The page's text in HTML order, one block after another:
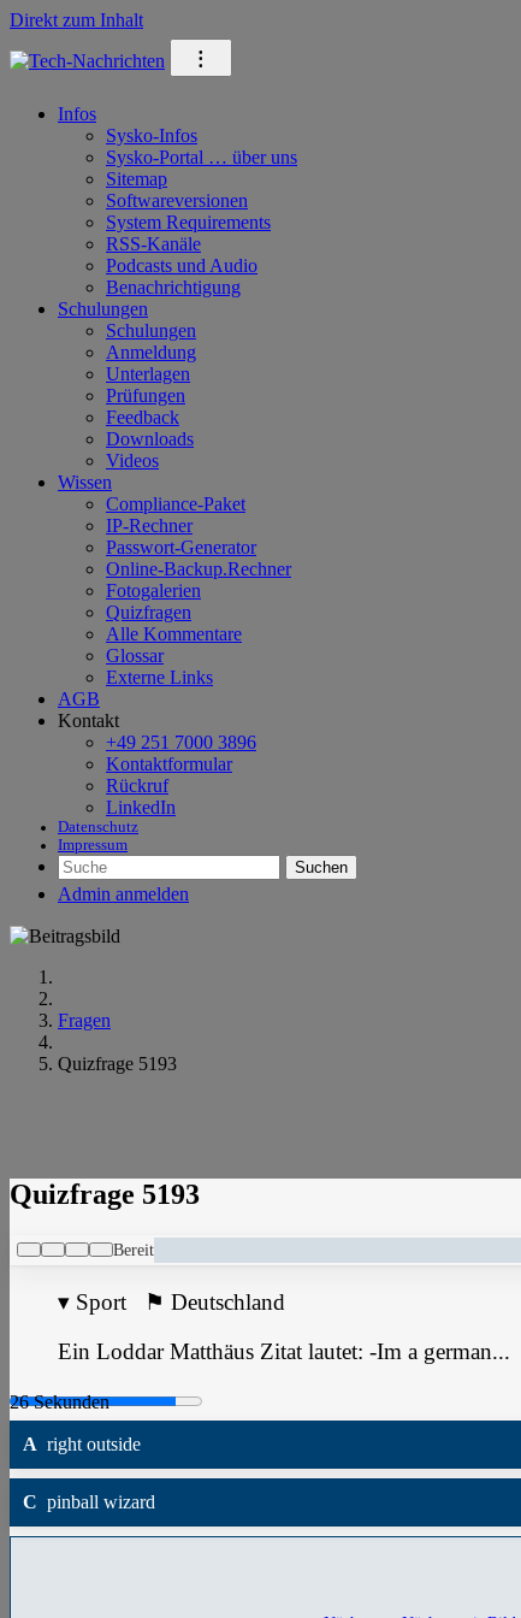
Direkt zum Inhalt
⁝
Infos
Sysko-Infos
Sysko-Portal … über uns
Sitemap
Softwareversionen
System Requirements
RSS-Kanäle
Podcasts und Audio
Benachrichtigung
Schulungen
Schulungen
Anmeldung
Unterlagen
Prüfungen
Feedback
Downloads
Videos
Wissen
Compliance-Paket
IP-Rechner
Passwort-Generator
Online-Backup.Rechner
Fotogalerien
Quizfragen
Alle Kommentare
Glossar
Externe Links
AGB
Kontakt
+49 251 7000 3896
Kontaktformular
Rückruf
LinkedIn
Datenschutz
Impressum
Suchen
Admin anmelden
Fragen
Quizfrage 5193
Quizfrage 5193
Bereit
▾ Sport ⚑ Deutschland
Ein Loddar Matthäus Zitat lautet: -Im a german...
A right outside
C pinball wizard